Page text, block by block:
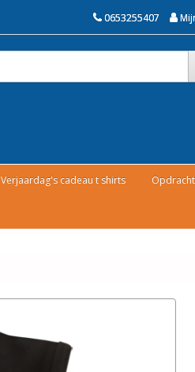
0653255407
Verjaardag's cadeau t shirts